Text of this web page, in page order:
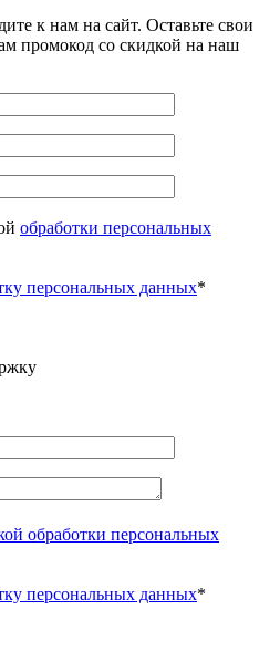
к нам на сайт. Оставьте свои
промокод со скидкой на наш
обработки персональных
персональных данных*
обработки персональных
персональных данных*